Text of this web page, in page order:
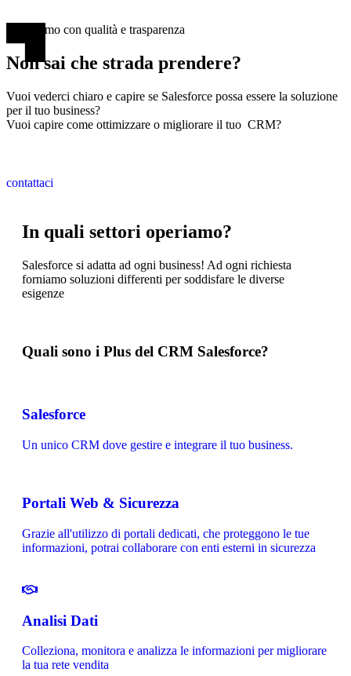
Lavoriamo con qualità e trasparenza
Non sai che strada prendere?
Vuoi vederci chiaro e capire se Salesforce possa essere la soluzione
per il tuo business?
Vuoi capire come ottimizzare o migliorare il tuo CRM?
contattaci
In quali settori operiamo?
Salesforce si adatta ad ogni business! Ad ogni richiesta
forniamo soluzioni differenti per soddisfare le diverse
esigenze
Quali sono i Plus del CRM Salesforce?
Salesforce
Un unico CRM dove gestire e integrare il tuo business.
Portali Web & Sicurezza
Grazie all'utilizzo di portali dedicati, che proteggono le tue
informazioni, potrai collaborare con enti esterni in sicurezza
Analisi Dati
Colleziona, monitora e analizza le informazioni per migliorare
la tua rete vendita